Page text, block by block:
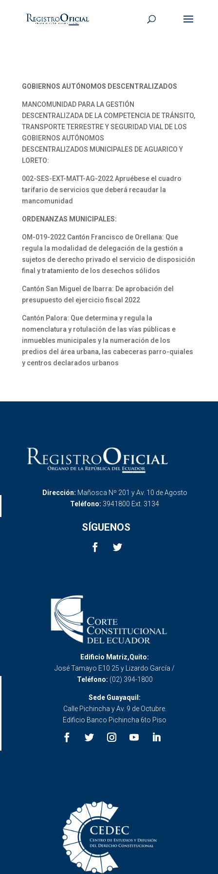
GOBIERNOS AUTÓNOMOS DESCENTRALIZADOS
MANCOMUNIDAD PARA LA GESTIÓN
DESCENTRALIZADA DE LA COMPETENCIA DE TRÁNSITO,
TRANSPORTE TERRESTRE Y SEGURIDAD VIAL DE LOS
GOBIERNOS AUTÓNOMOS
DESCENTRALIZADOS MUNICIPALES DE AGUARICO Y
LORETO:
002-SES-EXT-MATT-AG-2022 Apruébese el cuadro
tarifario de servicios que deberá recaudar la
mancomunidad
ORDENANZAS MUNICIPALES:
OM-019-2022 Cantón Francisco de Orellana: Que
regula la modalidad de delegación de la gestión a
sujetos de derecho privado el servicio de disposición
final y tratamiento de los desechos sólidos
Cantón San Miguel de Ibarra: De aprobación del
presupuesto del ejercicio fiscal 2022
Cantón Palora: Que determina y regula la
nomenclatura y rotulación de las vías públicas e
inmuebles municipales y la numeración de los
predios del área urbana, las cabeceras parro-quiales
y centros declarados urbanos
Dirección: Mañosca Nº 201 y Av. 10 de Agosto
Teléfono: 3941800 Ext. 3134
SÍGUENOS
Edificio Matriz,Quito:
José Tamayo E10 25 y Lizardo García /
Teléfono: (02) 394-1800
Sede Guayaquil:
Calle Pichincha y Av. 9 de Octubre.
Edificio Banco Pichincha 6to Piso